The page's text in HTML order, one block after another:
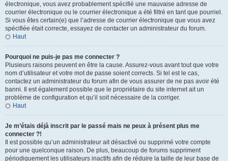
électronique, vous avez probablement spécifié une mauvaise adresse de
courrier électronique ou le courrier électronique a été filtré en tant que pourriel.
Si vous êtes certain(e) que l’adresse de courrier électronique que vous avez
spécifiée était correcte, essayez de contacter un administrateur du forum.
Haut
Pourquoi ne puis-je pas me connecter ?
Plusieurs raisons peuvent en être la cause. Assurez-vous avant tout que votre
nom d’utilisateur et votre mot de passe soient corrects. Si tel est le cas,
contactez un administrateur du forum afin de vous assurer de ne pas avoir été
banni. Il est également possible que le propriétaire du site internet ait un
problème de configuration et qu’il soit nécessaire de la corriger.
Haut
Je m’étais déjà inscrit par le passé mais ne peux à présent plus me
connecter ?!
Il est possible qu’un administrateur ait désactivé ou supprimé votre compte
pour une quelconque raison. De plus, beaucoup de forums suppriment
périodiquement les utilisateurs inactifs afin de réduire la taille de leur base de